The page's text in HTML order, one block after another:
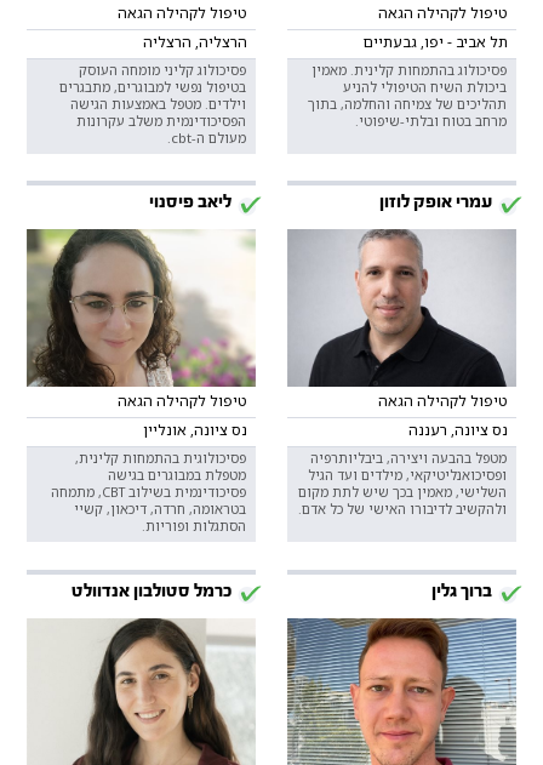
טיפול לקהילה הגאה
תל אביב - יפו, גבעתיים
פסיכולוג בהתמחות קלינית. מאמין
ביכולת השיח הטיפולי להניע
תהליכים של צמיחה והחלמה, בתוך
מרחב בטוח ובלתי-שיפוטי.
טיפול לקהילה הגאה
הרצליה, הרצליה
פסיכולוג קליני מומחה העוסק
בטיפול נפשי למבוגרים, מתבגרים
וילדים. מטפל באמצעות הגישה
הפסיכודינמית משלב עקרונות
מעולם ה-cbt.
עמרי אופק לוזון
טיפול לקהילה הגאה
נס ציונה, רעננה
מטפל בהבעה ויצירה, ביבליותרפיה
ופסיכואנליטיקאי, מילדים ועד הגיל
השלישי, מאמין בכך שיש לתת מקום
ולהקשיב לדיבורו האישי של כל אדם.
ליאב פיסנוי
טיפול לקהילה הגאה
נס ציונה, אונליין
פסיכולוגית בהתמחות קלינית,
מטפלת במבוגרים בגישה
פסיכודינמית בשילוב CBT, מתמחה
בטראומה, חרדה, דיכאון, קשיי
הסתגלות ופוריות.
ברוך גלין כרמל סטולבון אנדוולט